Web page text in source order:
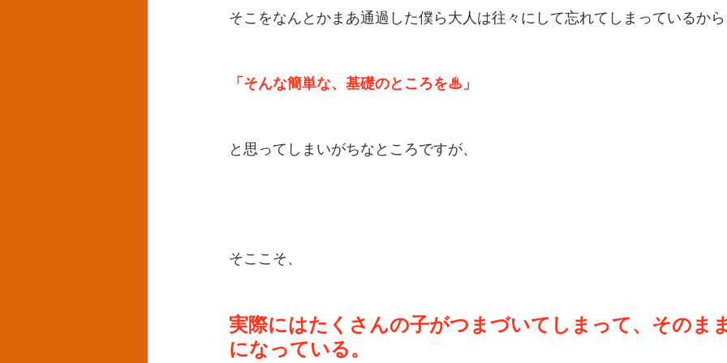
そこをなんとかまあ通過した僕ら大人は往々にして忘れてしまっているか
「そんな簡単な、基礎のところを♨」
と思ってしまいがちなところですが、
そここそ、
実際にはたくさんの子がつまづいてしまって、そのま
になっている。